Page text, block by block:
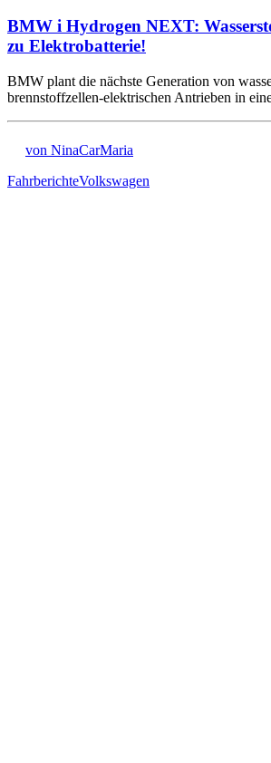
BMW i Hydrogen NEXT:
zu Elektrobatterie!
BMW plant die nächste Generation von
brennstoffzellen-elektrischen Antrieben in
von NinaCarMaria
FahrberichteVolkswagen